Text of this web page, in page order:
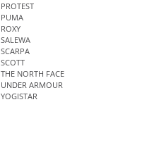
PROTEST
PUMA
ROXY
SALEWA
SCARPA
SCOTT
THE NORTH FACE
UNDER ARMOUR
YOGISTAR